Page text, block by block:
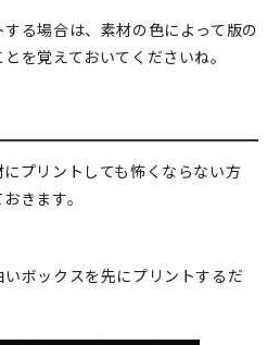
る場合は、素材の色によって版の
を覚えておいてくださいね。
プリントしても怖くならない方
きます。
ボックスを先にプリントするだ